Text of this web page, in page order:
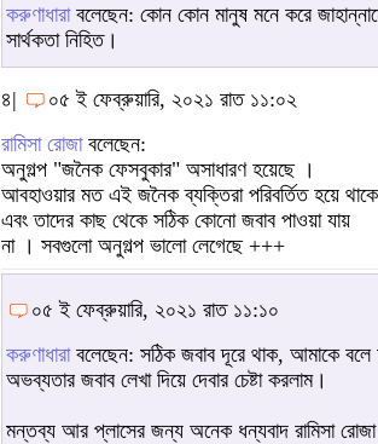
করুণাধারাবলেছেন: কোন কোন মানুষ মনে করে
সার্থকতা নিহিত।
৪|
০৫ ই ফেব্রুয়ারি, ২০২১ রাত ১১:০২
রামিসা রোজাবলেছেন:
অনুগল্প "জনৈক ফেসবুকার" অসাধারণ হয়েছে ।
আবহাওয়ার মত এই জনৈক ব্যক্তিরা পরিবর্তিত হয়ে থাকে
এবং তাদের কাছ থেকে সঠিক কোনো জবাব পাওয়া যায়
না । সবগুলো অনুগল্প ভালো লেগেছে +++
০৫ ই ফেব্রুয়ারি, ২০২১ রাত ১১:১০
করুণাধারাবলেছেন: সঠিক জবাব দূরে থাক, আমাকে বলে
অভব্যতার জবাব লেখা দিয়ে দেবার চেষ্টা করলাম।
মন্তব্য আর প্লাসের জন্য অনেক ধন্যবাদ রামিসা